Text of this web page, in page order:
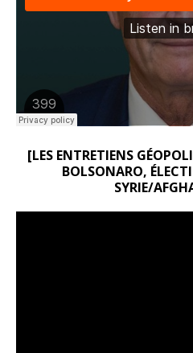
[LES ENTRETIENS
BOLSONARO,
SYRIE/